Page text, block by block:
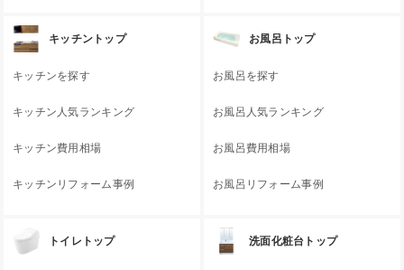
キッチントップ
キッチンを探す
キッチン人気ランキング
キッチン費用相場
キッチンリフォーム事例
お風呂トップ
お風呂を探す
お風呂人気ランキング
お風呂費用相場
お風呂リフォーム事例
トイレトップ 洗面化粧台トップ